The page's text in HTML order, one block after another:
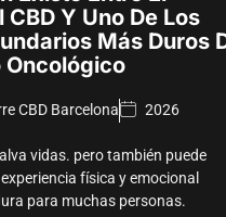
CBD Y Uno De Los
Más Duros
Oncológico
CBD Barcelona 2026
vidas. pero también puede
física y emocional
para muchas personas.